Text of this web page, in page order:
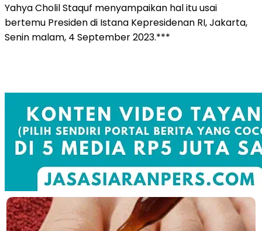
Yahya Cholil Staquf menyampaikan hal itu usai
bertemu Presiden di Istana Kepresidenan RI, Jakarta,
Senin malam, 4 September 2023.***